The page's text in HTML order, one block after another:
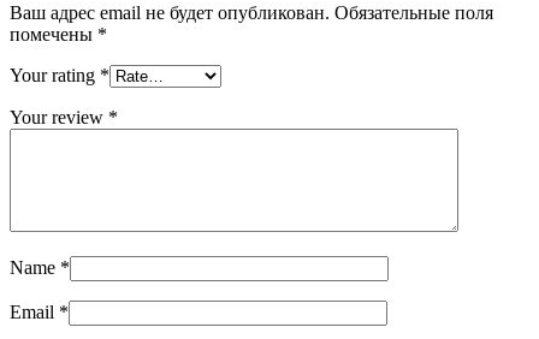
Ваш адрес email не будет опубликован. Обязательные поля
помечены *
Your rating *
Your review *
Name *
Email *